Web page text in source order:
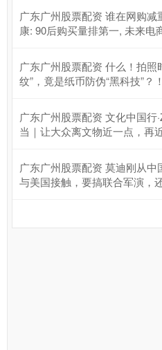
广东广州股票配资 谁在网购减
康: 90后购买量排第一, 未来电
广东广州股票配资 什么！拍照
纹”，竟是纸币防伪“黑科技”？！
广东广州股票配资 文化中国行
当｜让大众离文物近一点，再
广东广州股票配资 莫迪刚从
与美国接触，要搞联合军演，